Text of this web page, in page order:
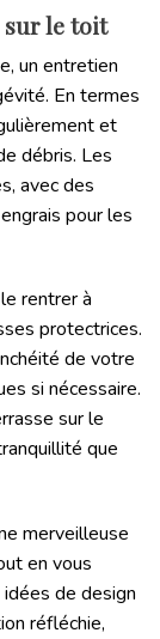
le toit
un entretien
En termes
et
débris. Les
avec des
pour les
rentrer à
protectrices.
de votre
si nécessaire.
sur le
que
merveilleuse
en vous
de design
réfléchie,